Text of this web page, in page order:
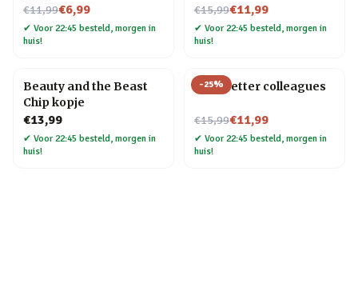
€11,99
Nu voor€6,99
✔ Voor 22:45 besteld, morgen in
huis!
€15,99
Nu voor€11,99
✔ Voor 22:45 besteld, morgen in
huis!
Beauty and the Beast
Chip kopje
€13,99
✔ Voor 22:45 besteld, morgen in
huis!
-25%
Mok Better colleagues
€15,99
Nu voor€11,99
✔ Voor 22:45 besteld, morgen in
huis!